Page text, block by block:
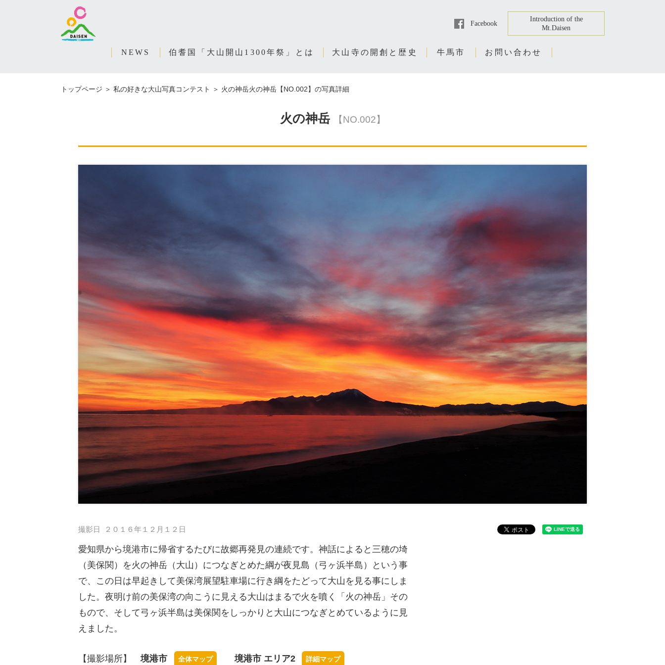
Facebook
Introduction of the
Mt.Daisen
NEWS 伯耆国「大山開山1300年祭」とは 大山寺の開創と歴史 牛馬市 お問い合わせ
トップページ ＞ 私の好きな大山写真コンテスト ＞ 火の神岳火の神岳【NO.002】の写真詳細
火の神岳 【NO.002】
撮影日 ２０１６年１２月１２日
愛知県から境港市に帰省するたびに故郷再発見の連続です。神話によると三穂の埼
（美保関）を火の神岳（大山）につなぎとめた綱が夜見島（弓ヶ浜半島）という事
で、この日は早起きして美保湾展望駐車場に行き綱をたどって大山を見る事にしま
した。夜明け前の美保湾の向こうに見える大山はまるで火を噴く「火の神岳」その
もので、そして弓ヶ浜半島は美保関をしっかりと大山につなぎとめているように見
えました。
【撮影場所】 境港市 全体マップ 境港市 エリア2 詳細マップ